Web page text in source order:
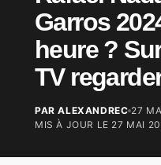
Garros
heure ?
TV
PAR ALEXANDREC 27
MIS À JOUR LE 27 MAI